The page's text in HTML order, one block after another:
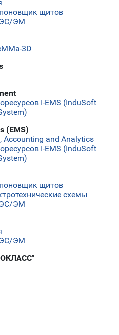
щитов
ЭС/ЭМ
3D
I-EMS (InduSoft
(EMS)
Accounting and Analytics
I-EMS (InduSoft
щитов
схемы
ЭС/ЭМ
ЭС/ЭМ